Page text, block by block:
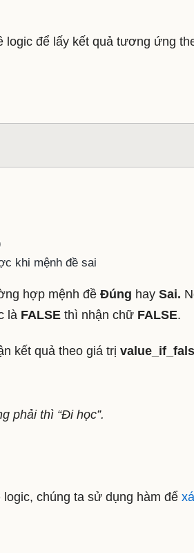
logic để lấy kết quả tương ứng
khi mệnh đề sai
hợp mệnh đề Đúng hay Sai.
là FALSE thì nhận chữ FALSE.
kết quả theo giá trị
phải thì “Đi học”.
chúng ta sử dụng hàm để